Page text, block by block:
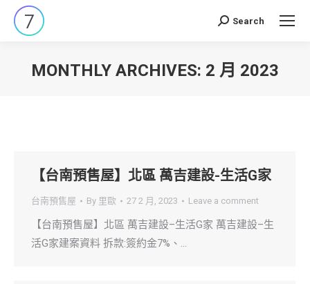
Search:
Search
MONTHLY ARCHIVES: 2 月 2023
【台南預售屋】北區 萬吉建設-生活G家
台南預售屋 By 里歐 27 2 月, 2023 Leave a comment
【台南預售屋】北區 萬吉建設–生活G家 萬吉建設–生
活G家建案資料 拆款:簽約金7%、…